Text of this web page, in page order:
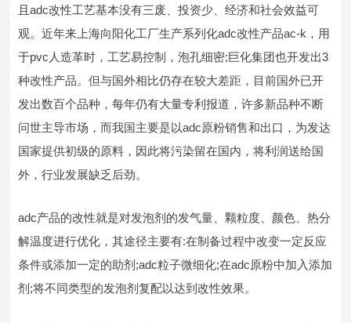
且adc改性工艺基本没有三废、投资少、经济和社会效益可
观。近年来上海向阳化工厂生产系列化adc改性产品ac-k，用
于pvc人造革时，工艺易控制，泡孔细密;巨化集团也开发出3
种改性产品。但与国外相比仍存在较大差距，目前国外已开
发出数百个品种，每年仍有大量专利报道，许多新品种不断
问世主导市场，而我国主要是以adc原粉销售和出口，为发达
国家提供初级的原料，因此将污染留在国内，将利润送给国
外，行业发展缺乏后劲。
adc产品的改性就是对发泡剂的发气量、颗粒度、颜色、热分
解温度进行优化，其途径主要有:在制备过程中改变一定反应
条件或添加一定的助剂;adc粒子微细化;在adc原粉中加入添加
剂;将不同类型的发泡剂复配以达到改性效果。